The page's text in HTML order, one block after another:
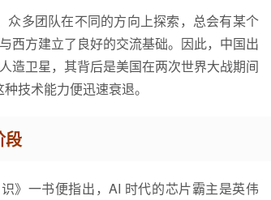
多团队在不同的方向上探索，总会有某个
西方建立了良好的交流基础。因此，中国出
造卫星，其背后是美国在两次世界大战期间
技术能力便迅速衰退。
段
》一书便指出，AI 时代的芯片霸主是英伟